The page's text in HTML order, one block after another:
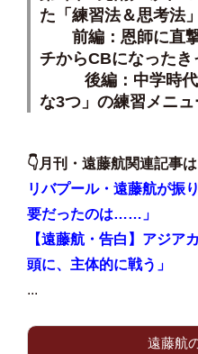
た「練習法＆思考法」
前編：恩師に直
チからCBになったき
後編：中学時
な3つ」の練習メニュ
👇月刊・遠藤航関連記事
リバプール・遠藤航が振
要だったのは……」​
【遠藤航・告白】アジア
頭に、主体的に戦う」​
...
遠藤航